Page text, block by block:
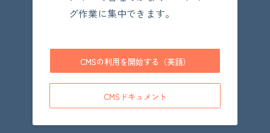
グ作業に集中できます。
CMSの利用を開始する（英語）
CMSドキュメント